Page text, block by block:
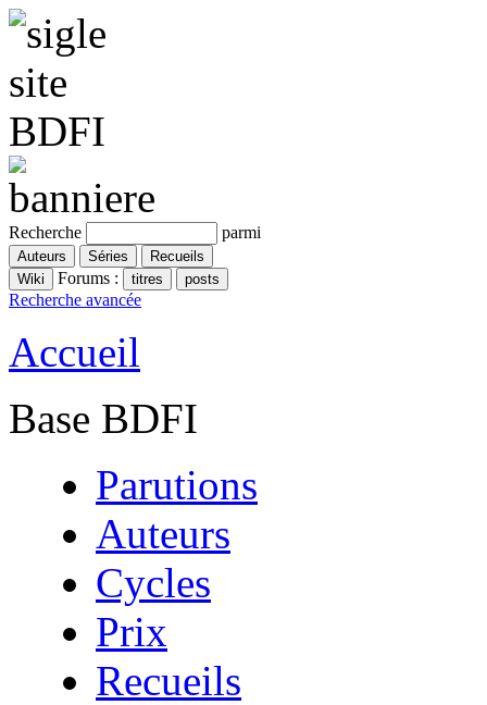
Recherche parmi
Forums :
Recherche avancée
Accueil
Base BDFI
Parutions
Auteurs
Cycles
Prix
Recueils